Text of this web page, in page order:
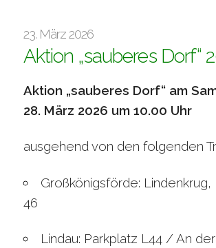
23. März 2026
Aktion „sauberes Dorf“
Aktion „sauberes Dorf“ am
28. März 2026 um 10.00 Uhr
ausgehend von den folgenden
Großkönigsförde:
46
Lindau: Parkplatz L44 / An